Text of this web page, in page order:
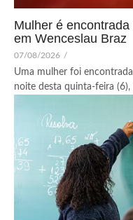
Mulher é
em Wenceslau Braz
07/08/2026 /
Uma mulher foi
noite desta quinta-feira (6),